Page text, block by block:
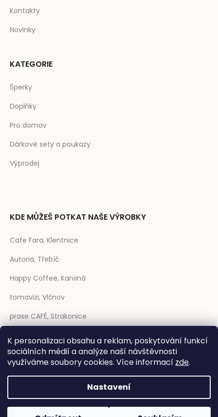
K personalizaci obsahu a reklam, poskytování funkcí
sociálních médií a analýze naší návštěvnosti
využíváme soubory cookies. Více informací zde.
Nastavení
Kontakty
Novinky
KATEGORIE
Šperky
Doplňky
Pro domov
Dárkové sety a poukazy
Výprodej
KDE MŮŽEŠ POTKAT NAŠE VÝROBKY
Cafe Fara, Klentnice
Autoria, Třebíč
Happy Coffee, Karviná
tomavizi, Vlčnov
prase CAFÉ, Strakonice
Coffee Sheep, Trenčín (SK)
Rozmarýna, Telč
Vytvořil Shoptet Anque Media